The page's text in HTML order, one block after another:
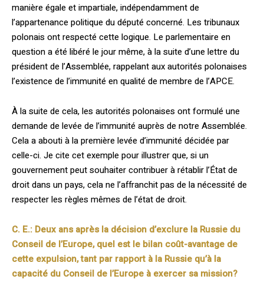
manière égale et impartiale, indépendamment de
l’appartenance politique du député concerné. Les tribunaux
polonais ont respecté cette logique. Le parlementaire en
question a été libéré le jour même, à la suite d’une lettre du
président de l’Assemblée, rappelant aux autorités polonaises
l’existence de l’immunité en qualité de membre de l’APCE.
À la suite de cela, les autorités polonaises ont formulé une
demande de levée de l’im­munité auprès de notre Assemblée.
Cela a abouti à la première levée d’immunité déci­dée par
celle-­ci. Je cite cet exemple pour illustrer que, si un
gouvernement peut souhaiter contribuer à rétablir l’État de
droit dans un pays, cela ne l’affranchit pas de la nécessité de
respecter les règles mêmes de l’état de droit.
C. E.: Deux ans après la décision d’exclure la Russie du
Conseil de l’Europe, quel est le bilan coût-avantage de
cette expulsion, tant par rapport à la Russie qu’à la
capacité du Conseil de l’Europe à exercer sa mission?